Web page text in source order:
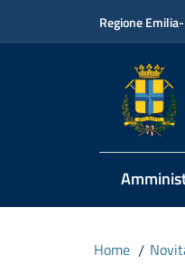
Regione
Home /